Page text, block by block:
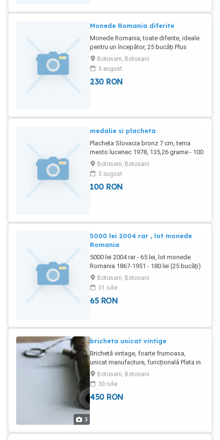
Monede Romania diferite
Monede Romania, toate diferite, ideale
pentru un începător, 25 bucăți Plus
posta, plata in cont brd
Botosani, Botosani
3 august
230 RON
medalie si placheta
Placheta Slovacia bronz 7 cm, tema
mesto lucenec 1978, 135,26 grame - 100
lei Placheta Franța 1985, aproximativ 300
grame bronz- 50 euro MEDAILLE
BRONZE MONNAIE PARIS "AMBASSADE
DE FRANCE A WASHINGTON " 1985
PEPIN Diam tre : 82mm
Botosani, Botosani
3 august
100 RON
5000 lei 2004 rar , lot monede
Romania
5000 lei 2004 rar - 65 lei, lot monede
Romania 1867-1951 - 180 lei (25 bucăți)
Plata in cont Brd Plus posta 15 lei
Botosani, Botosani
31 iulie
65 RON
3
bricheta unicat vintige
Brichetă vintage, foarte frumoasa,
unicat manufacture, funcțională Plata in
cont Brd, posta 27 lei
Botosani, Botosani
30 iulie
450 RON